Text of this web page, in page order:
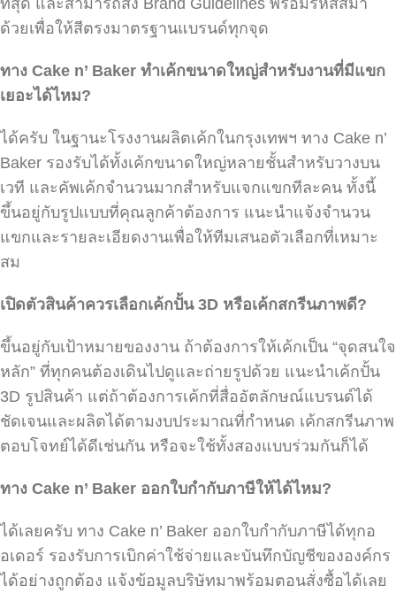
ด้วยเพื่อให้สีตรงมาตรฐานแบรนด์ทุกจุด
ทาง Cake n’ Baker ทำเค้กขนาดใหญ่สำหรับงานที่มีแขก
เยอะได้ไหม?
ได้ครับ ในฐานะโรงงานผลิตเค้กในกรุงเทพฯ ทาง Cake n’
Baker รองรับได้ทั้งเค้กขนาดใหญ่หลายชั้นสำหรับวางบน
เวที และคัพเค้กจำนวนมากสำหรับแจกแขกทีละคน ทั้งนี้
ขึ้นอยู่กับรูปแบบที่คุณลูกค้าต้องการ แนะนำแจ้งจำนวน
แขกและรายละเอียดงานเพื่อให้ทีมเสนอตัวเลือกที่เหมาะ
สม
เปิดตัวสินค้าควรเลือกเค้กปั้น 3D หรือเค้กสกรีนภาพดี?
ขึ้นอยู่กับเป้าหมายของงาน ถ้าต้องการให้เค้กเป็น “จุดสนใจ
หลัก” ที่ทุกคนต้องเดินไปดูและถ่ายรูปด้วย แนะนำเค้กปั้น
3D รูปสินค้า แต่ถ้าต้องการเค้กที่สื่ออัตลักษณ์แบรนด์ได้
ชัดเจนและผลิตได้ตามงบประมาณที่กำหนด เค้กสกรีนภาพ
ตอบโจทย์ได้ดีเช่นกัน หรือจะใช้ทั้งสองแบบร่วมกันก็ได้
ทาง Cake n’ Baker ออกใบกำกับภาษีให้ได้ไหม?
ได้เลยครับ ทาง Cake n’ Baker ออกใบกำกับภาษีได้ทุกอ
อเดอร์ รองรับการเบิกค่าใช้จ่ายและบันทึกบัญชีขององค์กร
ได้อย่างถูกต้อง แจ้งข้อมูลบริษัทมาพร้อมตอนสั่งซื้อได้เลย